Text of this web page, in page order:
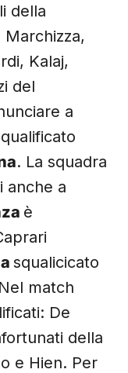
della
Kalaj,
del
a
. La squadra
anche a
è
squalicicato
match
De
della
e Hien. Per